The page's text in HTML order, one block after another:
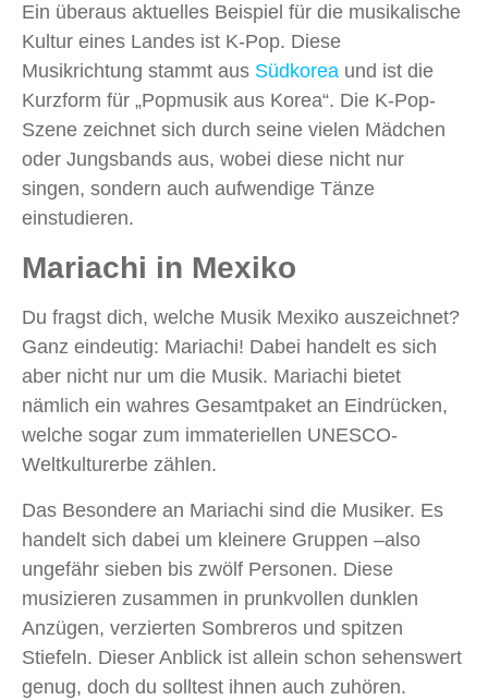
Ein überaus aktuelles Beispiel für die musikalische
Kultur eines Landes ist K-Pop. Diese
Musikrichtung stammt aus Südkorea und ist die
Kurzform für „Popmusik aus Korea“. Die K-Pop-
Szene zeichnet sich durch seine vielen Mädchen
oder Jungsbands aus, wobei diese nicht nur
singen, sondern auch aufwendige Tänze
einstudieren.
Mariachi in Mexiko
Du fragst dich, welche Musik Mexiko auszeichnet?
Ganz eindeutig: Mariachi! Dabei handelt es sich
aber nicht nur um die Musik. Mariachi bietet
nämlich ein wahres Gesamtpaket an Eindrücken,
welche sogar zum immateriellen UNESCO-
Weltkulturerbe zählen.
Das Besondere an Mariachi sind die Musiker. Es
handelt sich dabei um kleinere Gruppen –also
ungefähr sieben bis zwölf Personen. Diese
musizieren zusammen in prunkvollen dunklen
Anzügen, verzierten Sombreros und spitzen
Stiefeln. Dieser Anblick ist allein schon sehenswert
genug, doch du solltest ihnen auch zuhören.